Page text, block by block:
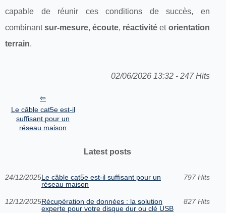
capable de réunir ces conditions de succès, en
combinantsur-mesure,écoute, réactivité et orientation
terrain.
02/06/2026 13:32 - 247 Hits
Le câble cat5e est-il
suffisant pour un
réseau maison
Latest posts
24/12/2025Le câble cat5e est-il suffisant pour un
réseau maison
797 Hits
12/12/2025Récupération de données : la solution
experte pour votre disque dur ou clé USB
827 Hits